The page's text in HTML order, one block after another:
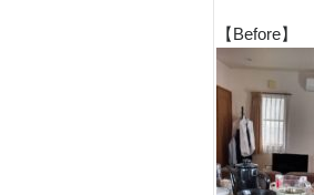
【Before】